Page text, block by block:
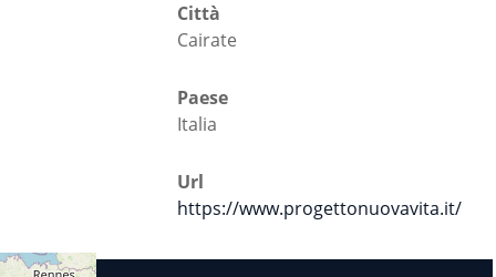
Città
Cairate
Paese
Italia
Url
https://www.progettonuovavita.it/